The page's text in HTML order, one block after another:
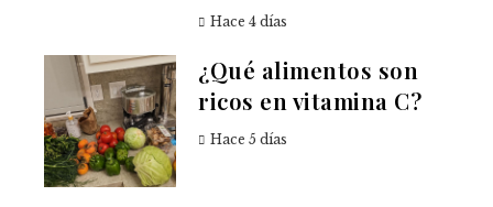
Hace 4 días
¿Qué alimentos son
ricos en vitamina C?
Hace 5 días